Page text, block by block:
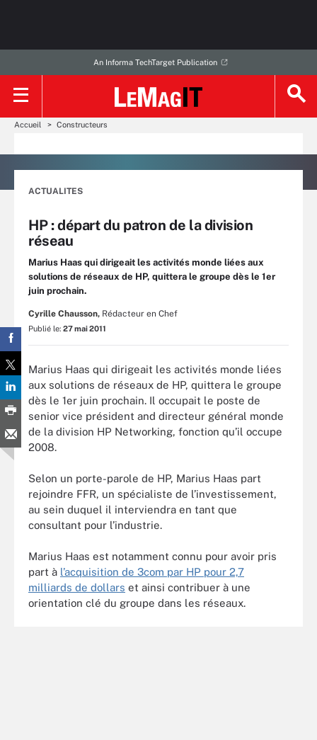
An Informa TechTarget Publication
Accueil Constructeurs
ACTUALITES
HP : départ du patron de la division
réseau
Marius Haas qui dirigeait les activités monde liées aux
solutions de réseaux de HP, quittera le groupe dès le 1er
juin prochain.
Cyrille Chausson, Rédacteur en Chef
Publié le: 27 mai 2011
Marius Haas qui dirigeait les activités monde liées
aux solutions de réseaux de HP, quittera le groupe
dès le 1er juin prochain. Il occupait le poste de
senior vice président and directeur général monde
de la division HP Networking, fonction qu’il occupe
2008.
Selon un porte-parole de HP, Marius Haas part
rejoindre FFR, un spécialiste de l’investissement,
au sein duquel il interviendra en tant que
consultant pour l’industrie.
Marius Haas est notamment connu pour avoir pris
part à l’acquisition de 3com par HP pour 2,7
milliards de dollars et ainsi contribuer à une
orientation clé du groupe dans les réseaux.